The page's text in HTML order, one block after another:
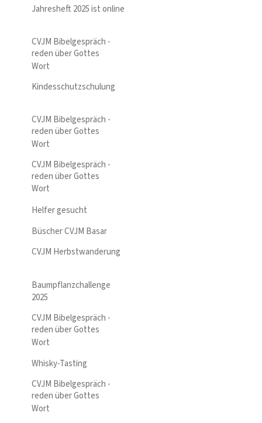
Jahresheft 2025 ist online
CVJM Bibelgespräch -
reden über Gottes
Wort
Kindesschutzschulung
CVJM Bibelgespräch -
reden über Gottes
Wort
CVJM Bibelgespräch -
reden über Gottes
Wort
Helfer gesucht
Büscher CVJM Basar
CVJM Herbstwanderung
Baumpflanzchallenge
2025
CVJM Bibelgespräch -
reden über Gottes
Wort
Whisky-Tasting
CVJM Bibelgespräch -
reden über Gottes
Wort